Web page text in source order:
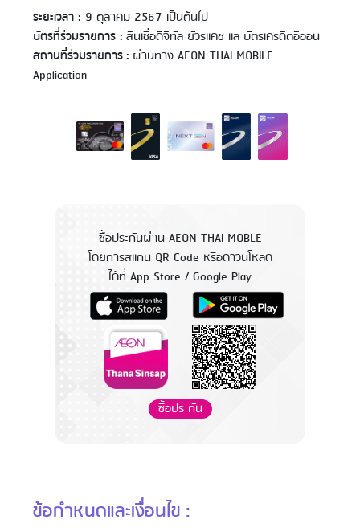
ระยะเวลา : 9 ตุลาคม 2567 เป็นต้นไป
บัตรที่ร่วมรายการ : สินเชื่อดิจิทัล ยัวร์แคช และบัตรเครดิตอิออน
สถานที่ร่วมรายการ : ผ่านทาง AEON THAI MOBILE
Application
ซื้อประกันผ่าน AEON THAI MOBLE
โดยการสแกน QR Code หรือดาวน์โหลด
ได้ที่ App Store / Google Play
ซื้อประกัน
ข้อกำหนดและเงื่อนไข :